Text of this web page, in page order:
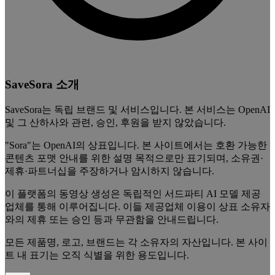
SaveSora 소개
SaveSora는 독립 브랜드 및 서비스입니다. 본 서비스는 OpenAI
및 그 산하사와 관련, 승인, 후원을 받지 않았습니다.
"Sora"는 OpenAI의 상표입니다. 본 사이트에서는 호환 가능한
콘텐츠 포맷 안내를 위한 설명 목적으로만 표기되며, 소유권·
제휴·파트너십을 주장하거나 암시하지 않습니다.
이 플랫폼의 동영상 생성은 독립적인 서드파티 AI 모델 제공
업체를 통해 이루어집니다. 이들 제공업체 이용이 상표 소유자
와의 제휴 또는 승인 등과 무관함을 안내드립니다.
모든 제품명, 로고, 브랜드는 각 소유자의 자산입니다. 본 사이
트 내 표기는 오직 식별을 위한 용도입니다.